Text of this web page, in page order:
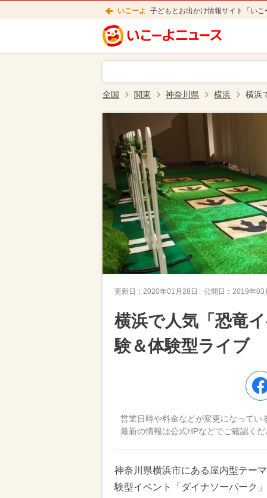
いこーよ 子どもとお出かけ情報サイト「い
全国 関東 神奈川県 横浜 横浜
更新日： 2020年01月28日 公開日： 2019年03
横浜で人気「恐竜
験＆体験型ライブ
営業日時や料金などが変更になってい
最新の情報は公式HPなどでご確認く
神奈川県横浜市にある屋内型テー
験型イベント「ダイナソーパーク